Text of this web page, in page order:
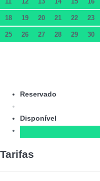
18 19 20 21 22 23
25 26 27 28 29 30
Reservado
Disponível
Tarifas